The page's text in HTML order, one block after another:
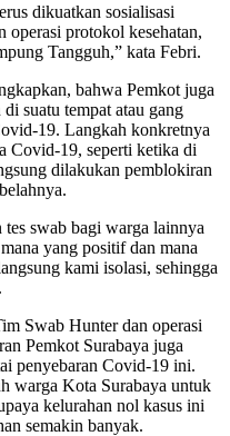
dikuatkan sosialisasi
operasi protokol kesehatan,
Tangguh,” kata Febri.
bahwa Pemkot juga
suatu tempat atau gang
19. Langkah konkretnya
Covid-19, seperti ketika di
dilakukan pemblokiran
swab bagi warga lainnya
yang positif dan mana
kami isolasi, sehingga
Swab Hunter dan operasi
Pemkot Surabaya juga
penyebaran Covid-19 ini.
warga Kota Surabaya untuk
kelurahan nol kasus ini
semakin banyak.